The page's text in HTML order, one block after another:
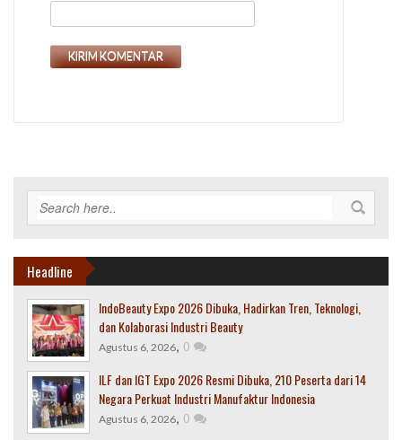
Headline
IndoBeauty Expo 2026 Dibuka, Hadirkan Tren, Teknologi,
dan Kolaborasi Industri Beauty
Agustus 6, 2026, 0
ILF dan IGT Expo 2026 Resmi Dibuka, 210 Peserta dari 14
Negara Perkuat Industri Manufaktur Indonesia
Agustus 6, 2026, 0